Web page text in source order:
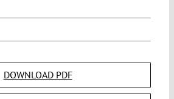
DOWNLOAD PDF